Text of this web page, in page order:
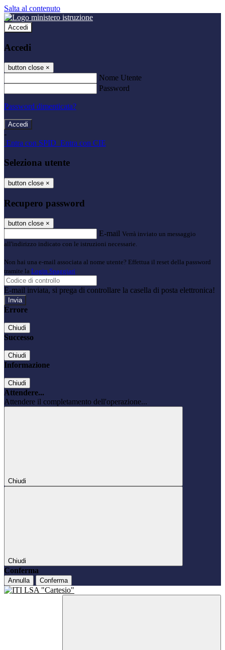
Salta al contenuto
Accedi
Accedi
button close ×
Nome Utente
Password
Password dimenticata?
-
Entra con SPID Entra con CIE
Seleziona utente
button close ×
Recupero password
button close ×
E-mail Verrà inviato un messaggio
all'indirizzo indicato con le istruzioni necessarie.
Non hai una e-mail associata al nome utente? Effettua il reset della password
tramite la Login Spaggiari
E-mail inviata, si prega di controllare la casella di posta elettronica!
Errore
Chiudi
Successo
Chiudi
Informazione
Chiudi
Attendere...
Attendere il completamento dell'operazione...
Chiudi
Chiudi
Conferma
Annulla Conferma